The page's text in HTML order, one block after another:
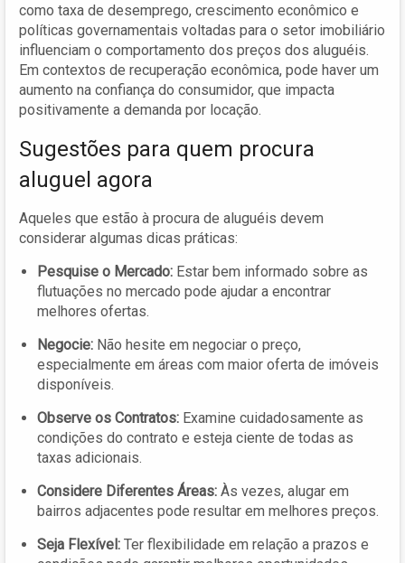
como taxa de desemprego, crescimento econômico e
políticas governamentais voltadas para o setor imobiliário
influenciam o comportamento dos preços dos aluguéis.
Em contextos de recuperação econômica, pode haver um
aumento na confiança do consumidor, que impacta
positivamente a demanda por locação.
Sugestões para quem procura
aluguel agora
Aqueles que estão à procura de aluguéis devem
considerar algumas dicas práticas:
Pesquise o Mercado: Estar bem informado sobre as
flutuações no mercado pode ajudar a encontrar
melhores ofertas.
Negocie: Não hesite em negociar o preço,
especialmente em áreas com maior oferta de imóveis
disponíveis.
Observe os Contratos: Examine cuidadosamente as
condições do contrato e esteja ciente de todas as
taxas adicionais.
Considere Diferentes Áreas: Às vezes, alugar em
bairros adjacentes pode resultar em melhores preços.
Seja Flexível: Ter flexibilidade em relação a prazos e